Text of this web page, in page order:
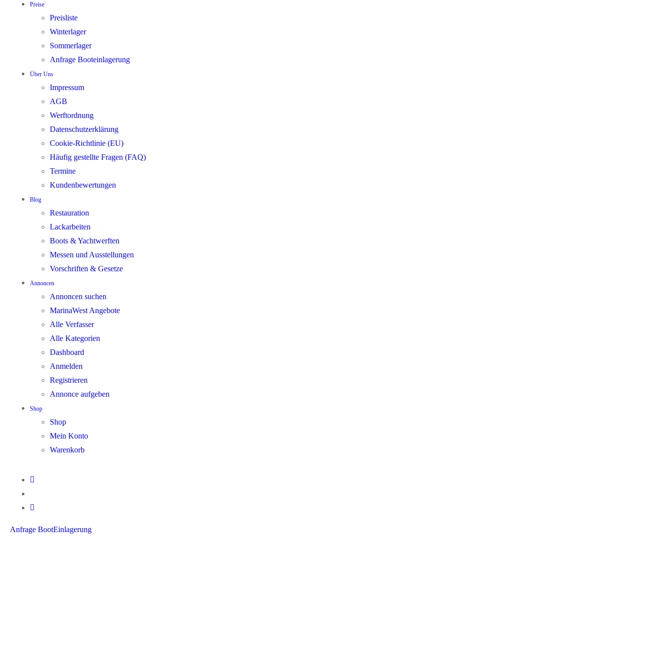
Preise
Preisliste
Winterlager
Sommerlager
Anfrage Booteinlagerung
Über Uns
Impressum
AGB
Werftordnung
Datenschutzerklärung
Cookie-Richtlinie (EU)
Häufig gestellte Fragen (FAQ)
Termine
Kundenbewertungen
Blog
Restauration
Lackarbeiten
Boots & Yachtwerften
Messen und Ausstellungen
Vorschriften & Gesetze
Annoncen
Annoncen suchen
MarinaWest Angebote
Alle Verfasser
Alle Kategorien
Dashboard
Anmelden
Registrieren
Annonce aufgeben
Shop
Shop
Mein Konto
Warenkorb
Anfrage BootEinlagerung